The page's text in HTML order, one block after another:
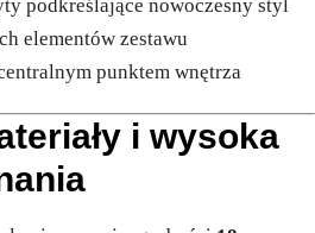
podkreślające nowoczesny styl
elementów zestawu
punktem wnętrza
i wysoka